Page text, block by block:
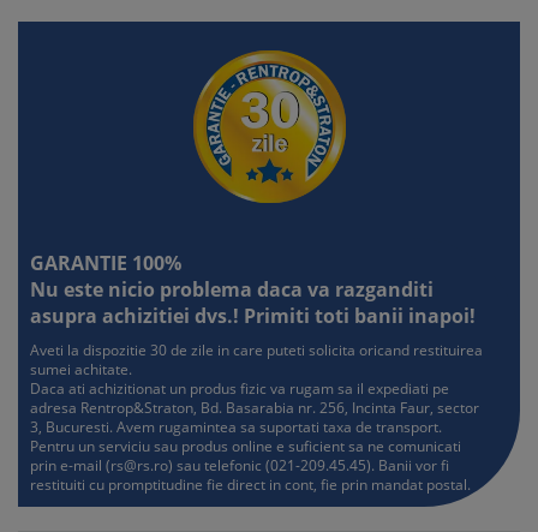
GARANTIE 100%
Nu este nicio problema daca va razganditi
asupra achizitiei dvs.! Primiti toti banii inapoi!
Aveti la dispozitie 30 de zile in care puteti solicita oricand restituirea
sumei achitate.
Daca ati achizitionat un produs fizic va rugam sa il expediati pe
adresa Rentrop&Straton, Bd. Basarabia nr. 256, Incinta Faur, sector
3, Bucuresti. Avem rugamintea sa suportati taxa de transport.
Pentru un serviciu sau produs online e suficient sa ne comunicati
prin e-mail (rs@rs.ro) sau telefonic (021-209.45.45). Banii vor fi
restituiti cu promptitudine fie direct in cont, fie prin mandat postal.